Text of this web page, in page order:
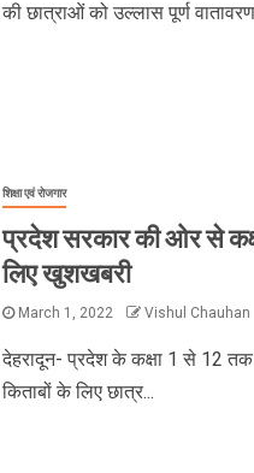
की छात्राओं को उल्लास पूर्ण
शिक्षा एवं रोजगार
प्रदेश सरकार की ओर से
लिए खुशखबरी
March 1, 2022 Vishul Chauhan
देहरादून- प्रदेश के कक्षा 1 से 12
किताबों के लिए छात्र...